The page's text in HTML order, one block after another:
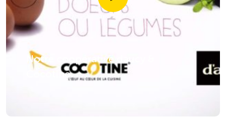
Notre coopérative daucy &
Cocotine